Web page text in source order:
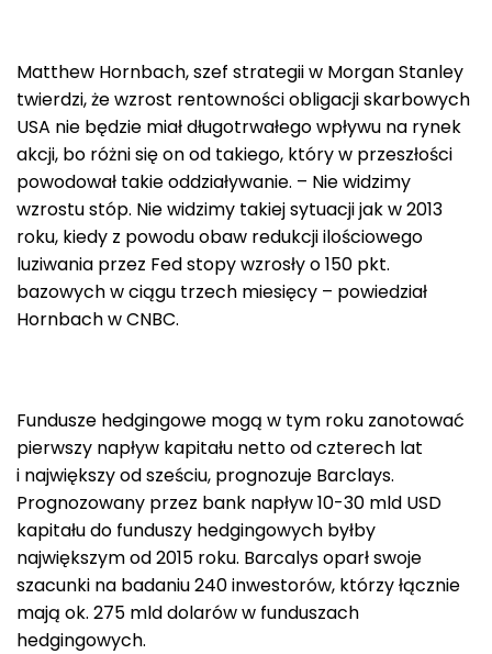
Matthew Hornbach, szef strategii w Morgan Stanley
twierdzi, że wzrost rentowności obligacji skarbowych
USA nie będzie miał długotrwałego wpływu na rynek
akcji, bo różni się on od takiego, który w przeszłości
powodował takie oddziaływanie. – Nie widzimy
wzrostu stóp. Nie widzimy takiej sytuacji jak w 2013
roku, kiedy z powodu obaw redukcji ilościowego
luziwania przez Fed stopy wzrosły o 150 pkt.
bazowych w ciągu trzech miesięcy – powiedział
Hornbach w CNBC.
Fundusze hedgingowe mogą w tym roku zanotować
pierwszy napływ kapitału netto od czterech lat
i największy od sześciu, prognozuje Barclays.
Prognozowany przez bank napływ 10-30 mld USD
kapitału do funduszy hedgingowych byłby
największym od 2015 roku. Barcalys oparł swoje
szacunki na badaniu 240 inwestorów, którzy łącznie
mają ok. 275 mld dolarów w funduszach
hedgingowych.